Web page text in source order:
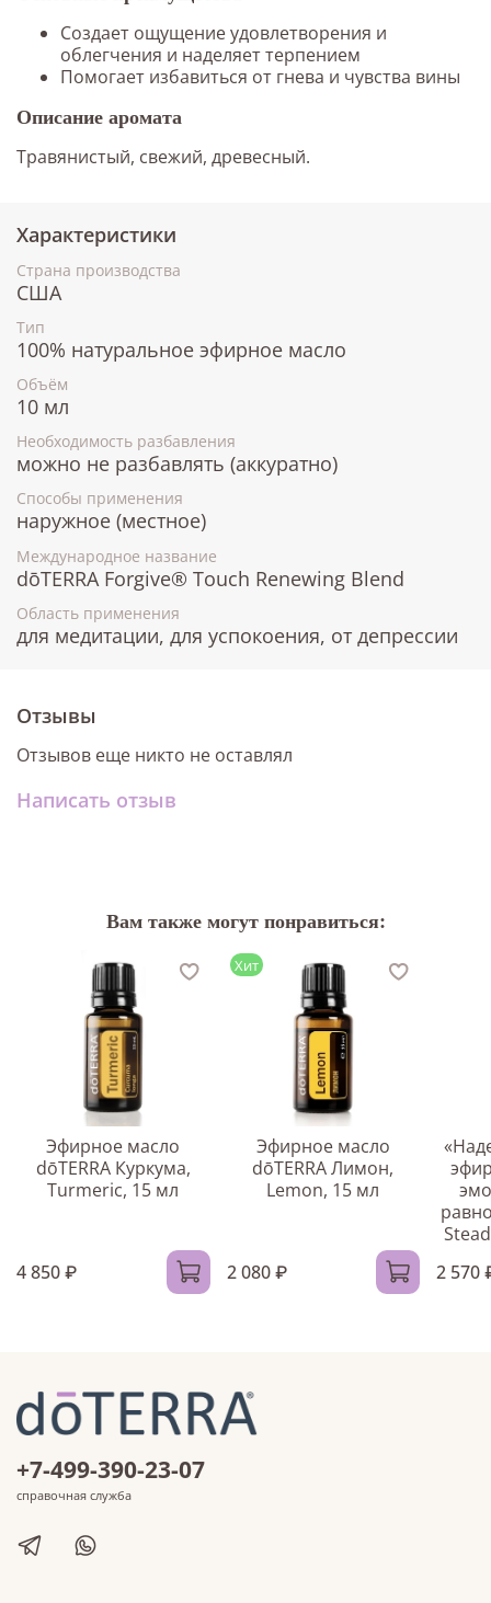
Создает ощущение удовлетворения и
облегчения и наделяет терпением
Помогает избавиться от гнева и чувства вины
Описание аромата
Травянистый, свежий, древесный.
Характеристики
Страна производства
США
Тип
100% натуральное эфирное масло
Объём
10 мл
Необходимость разбавления
можно не разбавлять (аккуратно)
Способы применения
наружное (местное)
Международное название
dōTERRA Forgive® Touch Renewing Blend
Область применения
для медитации, для успокоения, от депрессии
Отзывы
Отзывов еще никто не оставлял
Написать отзыв
Вам также могут понравиться:
Эфирное масло
dōTERRA Куркума,
Turmeric, 15 мл
4 850 ₽
Хит
Эфирное масло
dōTERRA Лимон,
Lemon, 15 мл
2 080 ₽
2 570
+7-499-390-23-07
справочная служба